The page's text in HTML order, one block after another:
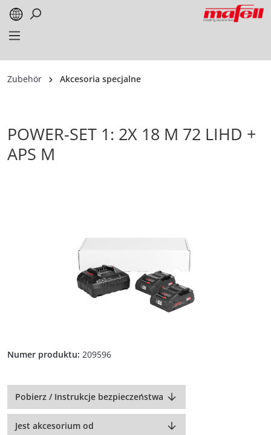
springen
Zubehör Akcesoria specjalne
POWER-SET 1: 2X 18 M 72 LIHD +
APS M
Numer produktu: 209596
Pobierz / Instrukcje bezpieczeństwa
Jest akcesorium od